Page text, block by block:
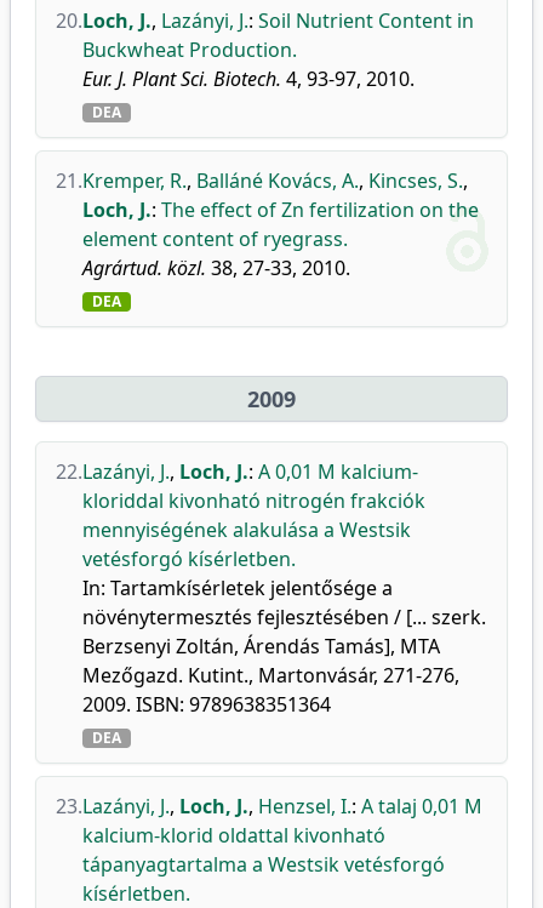
20.Loch, J., Lazányi, J.: Soil Nutrient Content in
Buckwheat Production.
Eur. J. Plant Sci. Biotech. 4, 93-97, 2010.
DEA
21.Kremper, R., Balláné Kovács, A., Kincses, S.,
Loch, J.: The effect of Zn fertilization on the
element content of ryegrass.
Agrártud. közl. 38, 27-33, 2010.
DEA
2009
22.Lazányi, J., Loch, J.: A 0,01 M kalcium-
kloriddal kivonható nitrogén frakciók
mennyiségének alakulása a Westsik
vetésforgó kísérletben.
In: Tartamkísérletek jelentősége a
növénytermesztés fejlesztésében / [... szerk.
Berzsenyi Zoltán, Árendás Tamás], MTA
Mezőgazd. Kutint., Martonvásár, 271-276,
2009. ISBN: 9789638351364
DEA
23.Lazányi, J., Loch, J., Henzsel, I.: A talaj 0,01 M
kalcium-klorid oldattal kivonható
tápanyagtartalma a Westsik vetésforgó
kísérletben.